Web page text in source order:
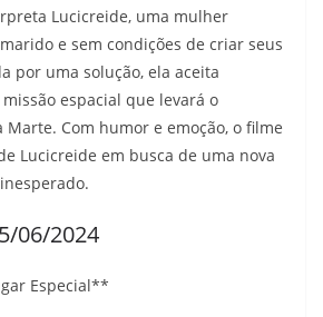
Lucicreide, uma mulher
e sem condições de criar seus
por uma solução, ela aceita
espacial que levará o
Com humor e emoção, o filme
Lucicreide em busca de uma nova
06/2024
Especial**